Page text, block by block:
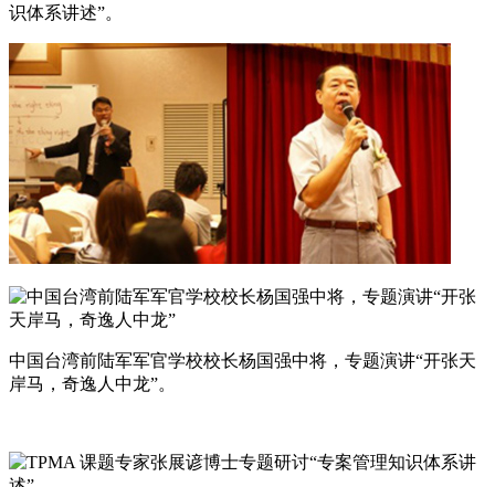
识体系讲述”。
中国台湾前陆军军官学校校长杨国强中将，专题演讲“开张天
岸马，奇逸人中龙”。